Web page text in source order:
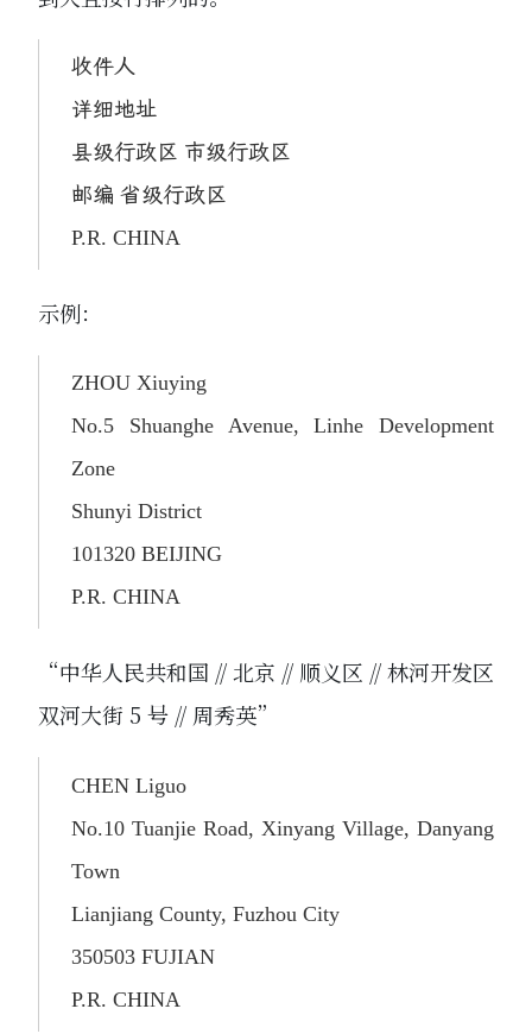
收件人
详细地址
县级行政区 市级行政区
邮编 省级行政区
P.R. CHINA
示例：
ZHOU Xiuying
No.5 Shuanghe Avenue, Linhe Development
Zone
Shunyi District
101320 BEIJING
P.R. CHINA
“中华人民共和国 // 北京 // 顺义区 // 林河开发区
双河大街 5 号 // 周秀英”
CHEN Liguo
No.10 Tuanjie Road, Xinyang Village, Danyang
Town
Lianjiang County, Fuzhou City
350503 FUJIAN
P.R. CHINA